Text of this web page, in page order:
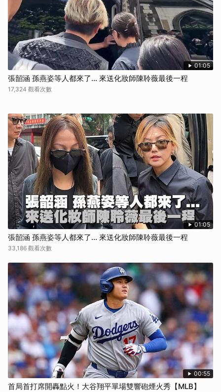
01:05
張韶涵 孫燕姿等人都來了... 來送化妝師陳聆薇最後一程
17,324 觀看次數
01:05
張韶涵 孫燕姿等人都來了... 來送化妝師陳聆薇最後一程
33,186 觀看次數
00:55
首局首打席開轟點火！大谷翔平單場雙響砲煙火秀【MLB】